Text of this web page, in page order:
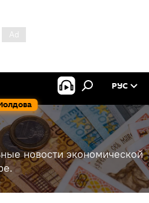
РУС
новости экономической